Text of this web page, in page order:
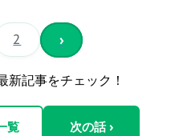
2 ›
新記事をチェック！
覧 次の話 ›